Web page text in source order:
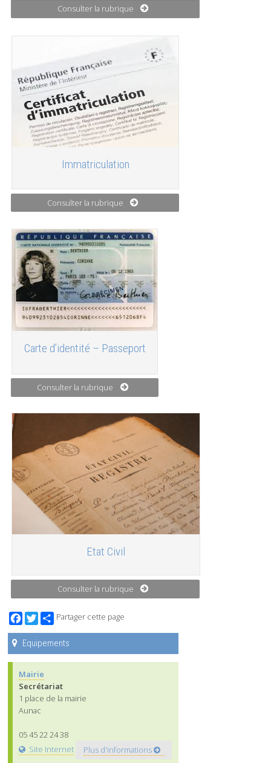
Consulter la rubrique
Immatriculation
Consulter la rubrique
Carte d’identité – Passeport
Consulter la rubrique
Etat Civil
Consulter la rubrique
Facebook
TwitterPartager cette page
Equipements
Mairie
Secrétariat
1 place de la mairie
Aunac
05 45 22 24 38
Site Internet
Plus d'informations